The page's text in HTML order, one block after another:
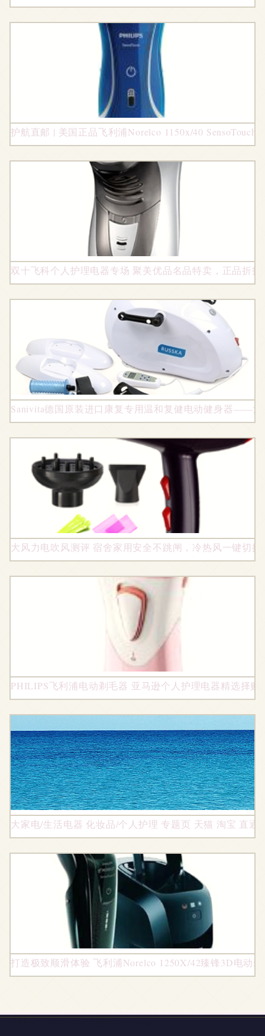
护航直邮 | 美国正品飞利浦Norelco 1150x/40
双十飞科个人护理电器专场 聚美优品名品特卖，正品折扣
Sanivita德国原装进口康复专用温和复健电动健身器——
大风力电吹风测评 宿舍家用安全不跳闸，冷热风一键切换
PHILIPS飞利浦电动剃毛器 亚马逊个人护理电器精选择购
大家电/生活电器 化妆品/个人护理 专题页 天猫 淘宝 直
打造极致顺滑体验 飞利浦Norelco 1250X/42臻锋3D电动